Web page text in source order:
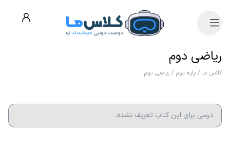
ریاضی دوم
کلاس ما / پایه دوم / ریاضی دوم
درسی برای این کتاب تعریف نشده.